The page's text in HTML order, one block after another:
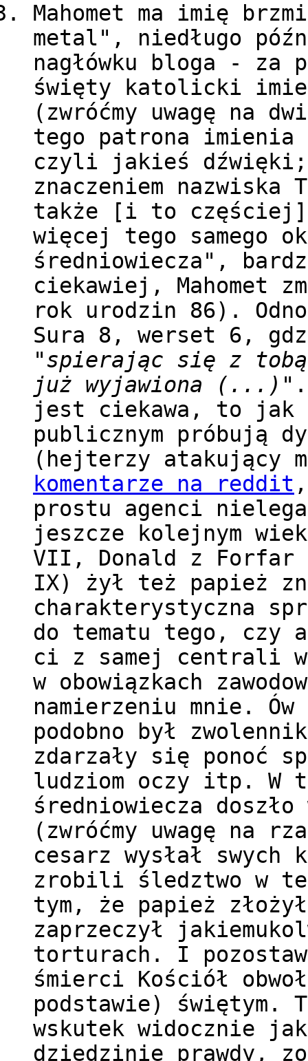
Mahomet ma imię
metal", niedługo
nagłówku bloga - za
święty katolicki
(zwróćmy uwagę na
tego patrona
czyli jakieś
znaczeniem
także [i to częściej]
więcej tego samego
średniowiecza",
ciekawiej, Mahomet
rok urodzin 86).
Sura 8, werset 6,
"spierając się z
już wyjawiona (...)"
jest ciekawa, to jak
publicznym próbują
(hejterzy atakujący
komentarze na reddit
prostu agenci
jeszcze kolejnym
VII, Donald z Forfar
IX) żył też papież
charakterystyczna
do tematu tego, czy
ci z samej centrali
w obowiązkach
namierzeniu mnie.
podobno był
zdarzały się ponoć
ludziom oczy itp. W
średniowiecza
(zwróćmy uwagę na
cesarz wysłał swych
zrobili śledztwo w
tym, że papież
zaprzeczył
torturach. I
śmierci Kościół
podstawie) świętym.
wskutek widocznie
dziedzinie prawdy,